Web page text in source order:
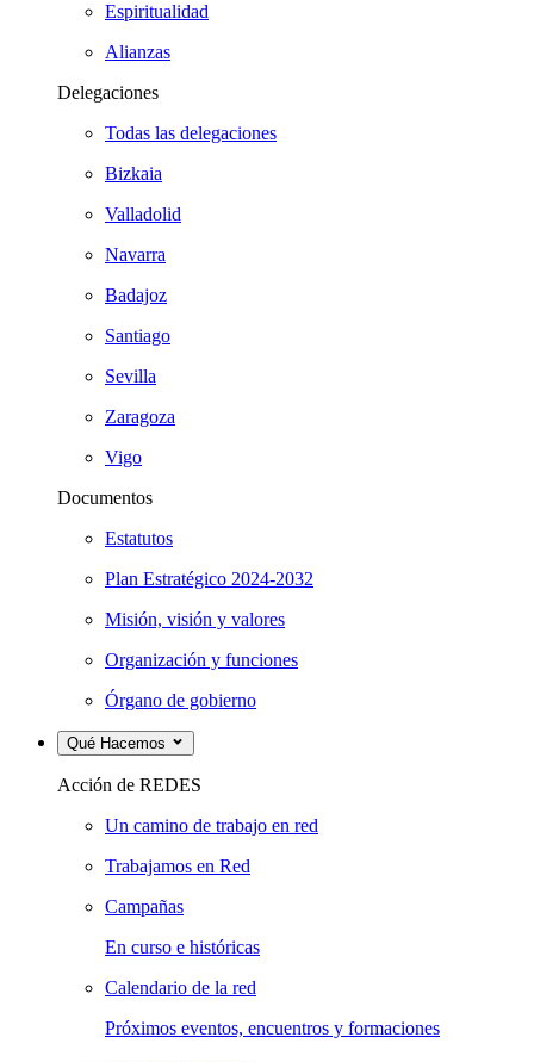
Espiritualidad
Alianzas
Delegaciones
Todas las delegaciones
Bizkaia
Valladolid
Navarra
Badajoz
Santiago
Sevilla
Zaragoza
Vigo
Documentos
Estatutos
Plan Estratégico 2024-2032
Misión, visión y valores
Organización y funciones
Órgano de gobierno
Qué Hacemos
Acción de REDES
Un camino de trabajo en red
Trabajamos en Red
Campañas
En curso e históricas
Calendario de la red
Próximos eventos, encuentros y formaciones